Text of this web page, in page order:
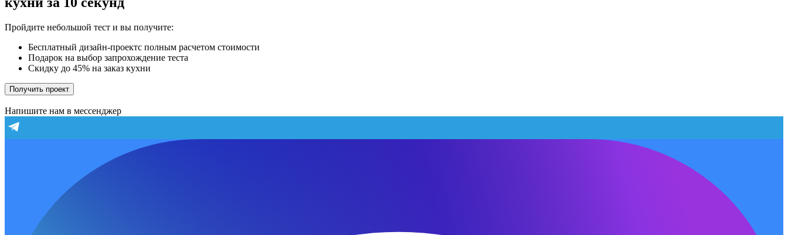
Пройдите небольшой тест и вы получите:
Бесплатный дизайн-проектс полным расчетом стоимости
Подарок на выбор запрохождение теста
Скидку до 45% на заказ кухни
Получить проект
Напишите нам в мессенджер